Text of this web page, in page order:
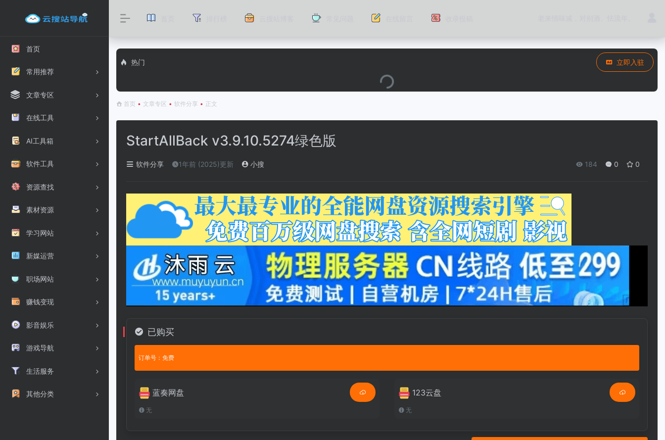
首页
常用推荐
文章专区
在线工具
AI工具箱
软件工具
资源查找
素材资源
学习网站
新媒运营
职场网站
赚钱变现
影音娱乐
游戏导航
生活服务
其他分类
热门 立即入驻
首页 • 文章专区 • 软件分享 • 正文
StartAllBack v3.9.10.5274绿色版
软件分享 1年前 (2025)更新 小搜 184 0 0
已购买
订单号：免费
蓝奏网盘
无
123云盘
无